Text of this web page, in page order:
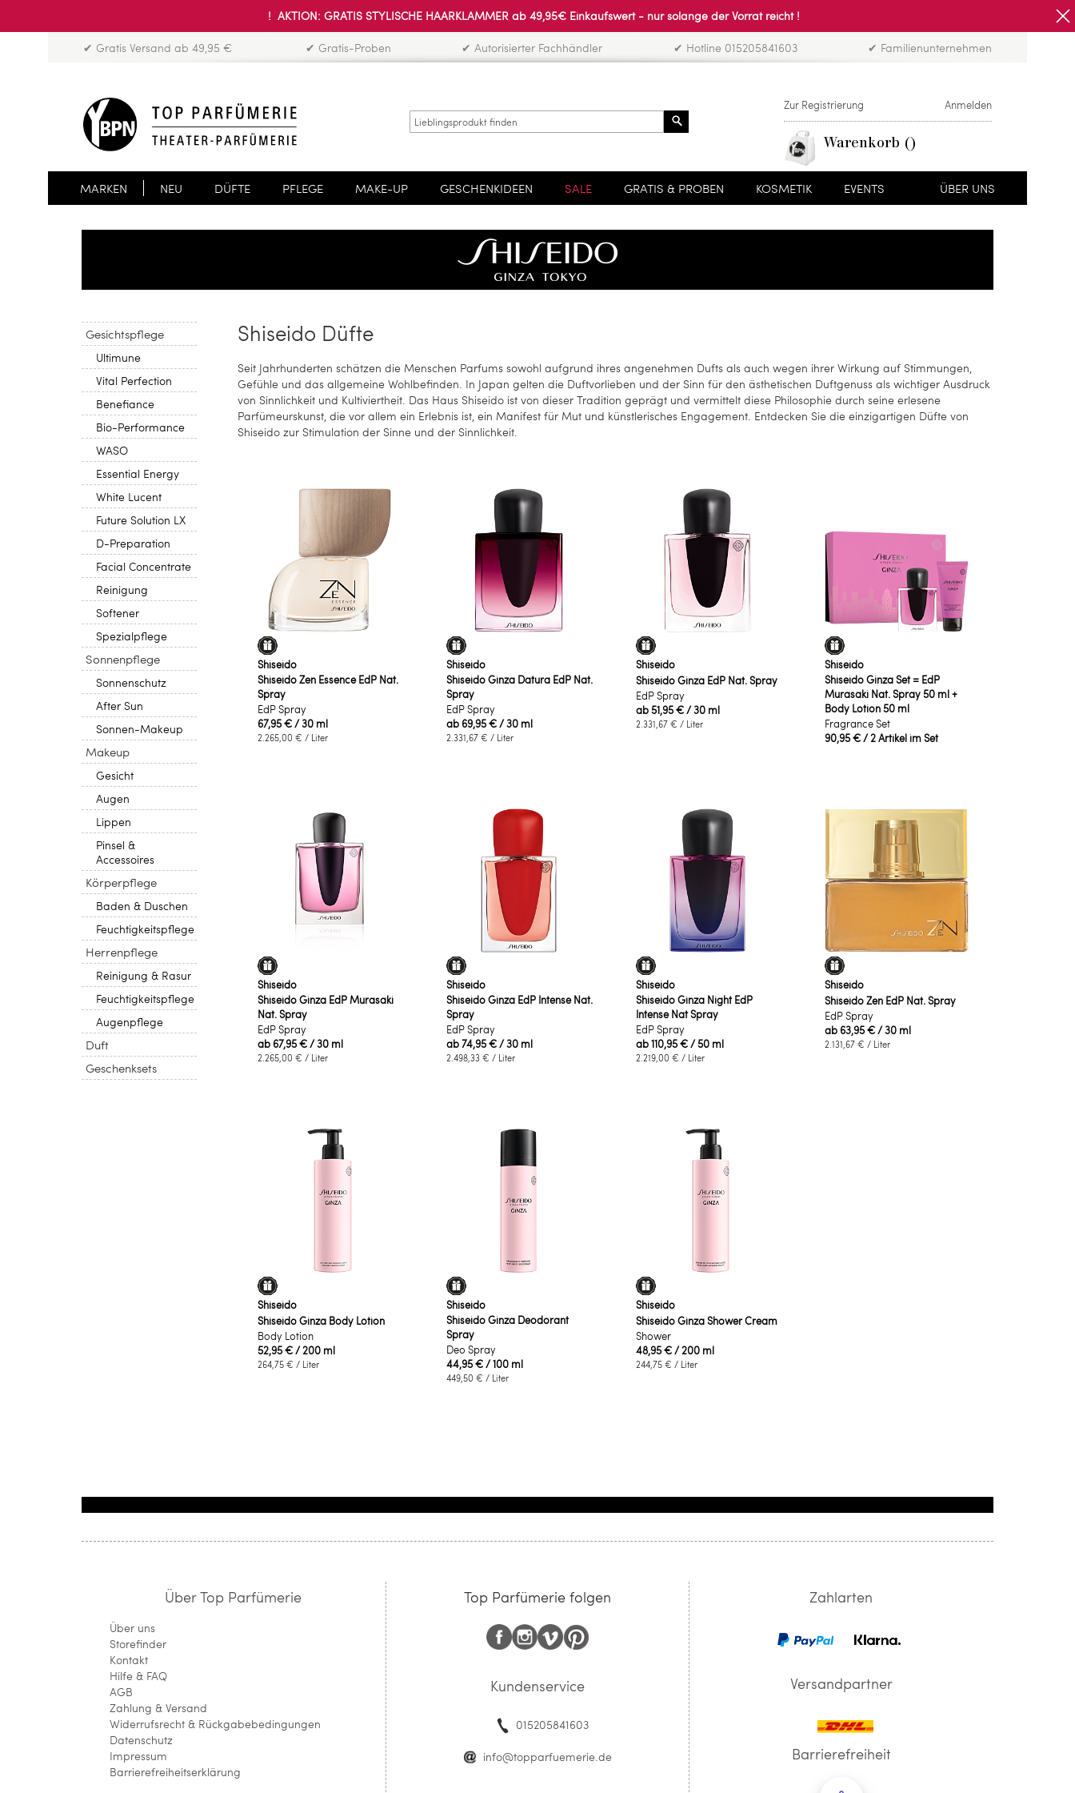
! AKTION: GRATIS STYLISCHE HAARKLAMMER ab 49,95€ Einkaufswert - nur solange der Vorrat reicht !
✔ Gratis Versand ab 49,95 € ✔ Gratis-Proben ✔ Autorisierter Fachhändler ✔ Hotline 015205841603 ✔ Familienunternehmen
Zur Registrierung Anmelden
Warenkorb
MARKEN NEU DÜFTE PFLEGE MAKE-UP GESCHENKIDEEN SALE GRATIS & PROBEN KOSMETIK EVENTS ÜBER UNS
Gesichtspflege
Ultimune
Vital Perfection
Benefiance
Bio-Performance
WASO
Essential Energy
White Lucent
Future Solution LX
D-Preparation
Facial Concentrate
Reinigung
Softener
Spezialpflege
Sonnenpflege
Sonnenschutz
After Sun
Sonnen-Makeup
Makeup
Gesicht
Augen
Lippen
Pinsel &
Accessoires
Körperpflege
Baden & Duschen
Feuchtigkeitspflege
Herrenpflege
Reinigung & Rasur
Feuchtigkeitspflege
Augenpflege
Duft
Geschenksets
Shiseido Düfte
Seit Jahrhunderten schätzen die Menschen Parfums sowohl aufgrund ihres angenehmen Dufts als auch wegen ihrer Wirkung auf Stimmungen,
Gefühle und das allgemeine Wohlbefinden. In Japan gelten die Duftvorlieben und der Sinn für den ästhetischen Duftgenuss als wichtiger Ausdruck
von Sinnlichkeit und Kultiviertheit. Das Haus Shiseido ist von dieser Tradition geprägt und vermittelt diese Philosophie durch seine erlesene
Parfümeurskunst, die vor allem ein Erlebnis ist, ein Manifest für Mut und künstlerisches Engagement. Entdecken Sie die einzigartigen Düfte von
Shiseido zur Stimulation der Sinne und der Sinnlichkeit.
Shiseido
Shiseido Zen Essence EdP Nat.
Spray
EdP Spray
67,95 €/ 30 ml
2.265,00 € / Liter
Shiseido
Shiseido Ginza Datura EdP Nat.
Spray
EdP Spray
ab 69,95 €/ 30 ml
2.331,67 € / Liter
Shiseido
Shiseido Ginza EdP Nat. Spray
EdP Spray
ab51,95 €/ 30 ml
2.331,67 € / Liter
Shiseido
Shiseido Ginza Set = EdP
Murasaki Nat. Spray 50 ml +
Body Lotion 50 ml
Fragrance Set
90,95 €/ 2 Artikel im Set
Shiseido
Shiseido Ginza EdP Murasaki
Nat. Spray
EdP Spray
ab 67,95 €/ 30 ml
2.265,00 € / Liter
Shiseido
Shiseido Ginza EdP Intense Nat.
Spray
EdP Spray
ab74,95 €/ 30 ml
2.498,33 € / Liter
Shiseido
Shiseido Ginza Night EdP
Intense Nat Spray
EdP Spray
ab110,95 €/ 50 ml
2.219,00 € / Liter
Shiseido
Shiseido Zen EdP Nat. Spray
EdP Spray
ab 63,95 €/ 30 ml
2.131,67 € / Liter
Shiseido
Shiseido Ginza Body Lotion
Body Lotion
52,95 €/ 200 ml
264,75 € / Liter
Shiseido
Shiseido Ginza Deodorant
Spray
Deo Spray
44,95 €/ 100 ml
449,50 € / Liter
Shiseido
Shiseido Ginza Shower Cream
Shower
48,95 €/ 200 ml
244,75 € / Liter
Über Top Parfümerie
Über uns
Storefinder
Kontakt
Hilfe & FAQ
AGB
Zahlung & Versand
Widerrufsrecht & Rückgabebedingungen
Datenschutz
Impressum
Barrierefreiheitserklärung
Top Parfümerie folgen
Kundenservice
015205841603
info@topparfuemerie.de
Zahlarten
Versandpartner
Barrierefreiheit